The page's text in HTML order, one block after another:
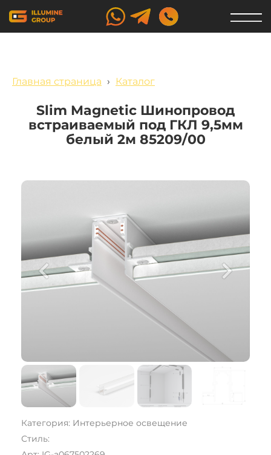
Главная страница › Каталог
Slim Magnetic Шинопровод
встраиваемый под ГКЛ 9,5мм
белый 2м 85209/00
Категория: Интерьерное освещение
Стиль: